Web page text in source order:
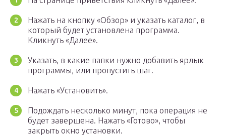
Нажать на кнопку «Обзор» и указать каталог, в
который будет установлена программа.
Кликнуть «Далее».
Указать, в какие папки нужно добавить ярлык
программы, или пропустить шаг.
Нажать «Установить».
Подождать несколько минут, пока операция не
будет завершена. Нажать «Готово», чтобы
закрыть окно установки.